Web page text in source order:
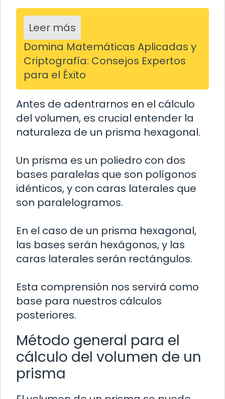
Leer más
Domina Matemáticas Aplicadas y
Criptografía: Consejos Expertos
para el Éxito
Antes de adentrarnos en el cálculo
del volumen, es crucial entender la
naturaleza de un prisma hexagonal.
Un prisma es un poliedro con dos
bases paralelas que son polígonos
idénticos, y con caras laterales que
son paralelogramos.
En el caso de un prisma hexagonal,
las bases serán hexágonos, y las
caras laterales serán rectángulos.
Esta comprensión nos servirá como
base para nuestros cálculos
posteriores.
Método general para el
cálculo del volumen de un
prisma